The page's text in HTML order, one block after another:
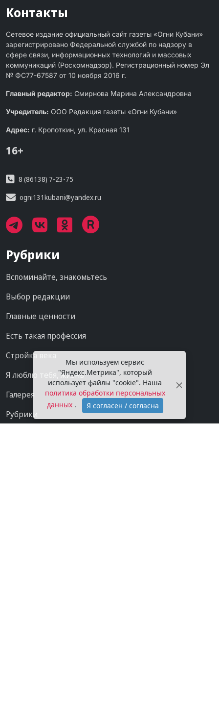
Контакты
Сетевое издание официальный сайт газеты «Огни Кубани»
зарегистрировано Федеральной службой по надзору в
сфере связи, информационных технологий и массовых
коммуникаций (Роскомнадзор). Регистрационный номер Эл
№ ФС77-67587 от 10 ноября 2016 г.
Главный редактор: Смирнова Марина Александровна
Учредитель: ООО Редакция газеты «Огни Кубани»
Адрес: г. Кропоткин, ул. Красная 131
16+
8 (86138) 7-23-75
ogni131kubani@yandex.ru
Рубрики
Вспоминайте, знакомьтесь
Выбор редакции
Главные ценности
Есть такая профессия
Стройка века
Я люблю тебя, жизнь
Галерея
Рубрики
Мы используем сервис
"Яндекс.Метрика", который
использует файлы "cookie". Наша
политика обработки персональных
данных . Я согласен / согласна